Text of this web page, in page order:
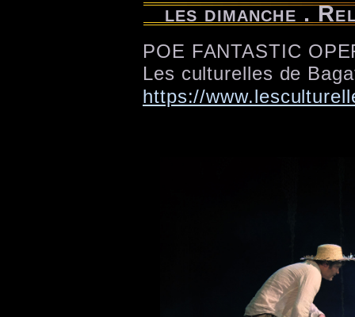
les dimanche .
POE FANTASTIC
Les culturelles de
https://